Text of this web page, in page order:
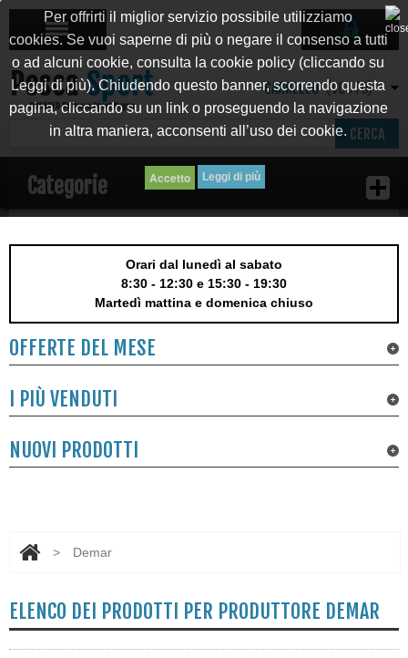
CERCA
CARRELLO (VUOTO)
Categorie
Per offrirti il miglior servizio possibile utilizziamo
cookies. Se vuoi saperne di più o negare il consenso a tutti
o ad alcuni cookie, consulta la cookie policy (cliccando su
Leggi di più). Chiudendo questo banner, scorrendo questa
pagina, cliccando su un link o proseguendo la navigazione
in altra maniera, acconsenti all’uso dei cookie.
Leggi di più
Orari dal lunedì al sabato
8:30 - 12:30 e 15:30 - 19:30
Martedì mattina e domenica chiuso
OFFERTE DEL MESE
I PIÙ VENDUTI
NUOVI PRODOTTI
> Demar
ELENCO DEI PRODOTTI PER PRODUTTORE DEMAR